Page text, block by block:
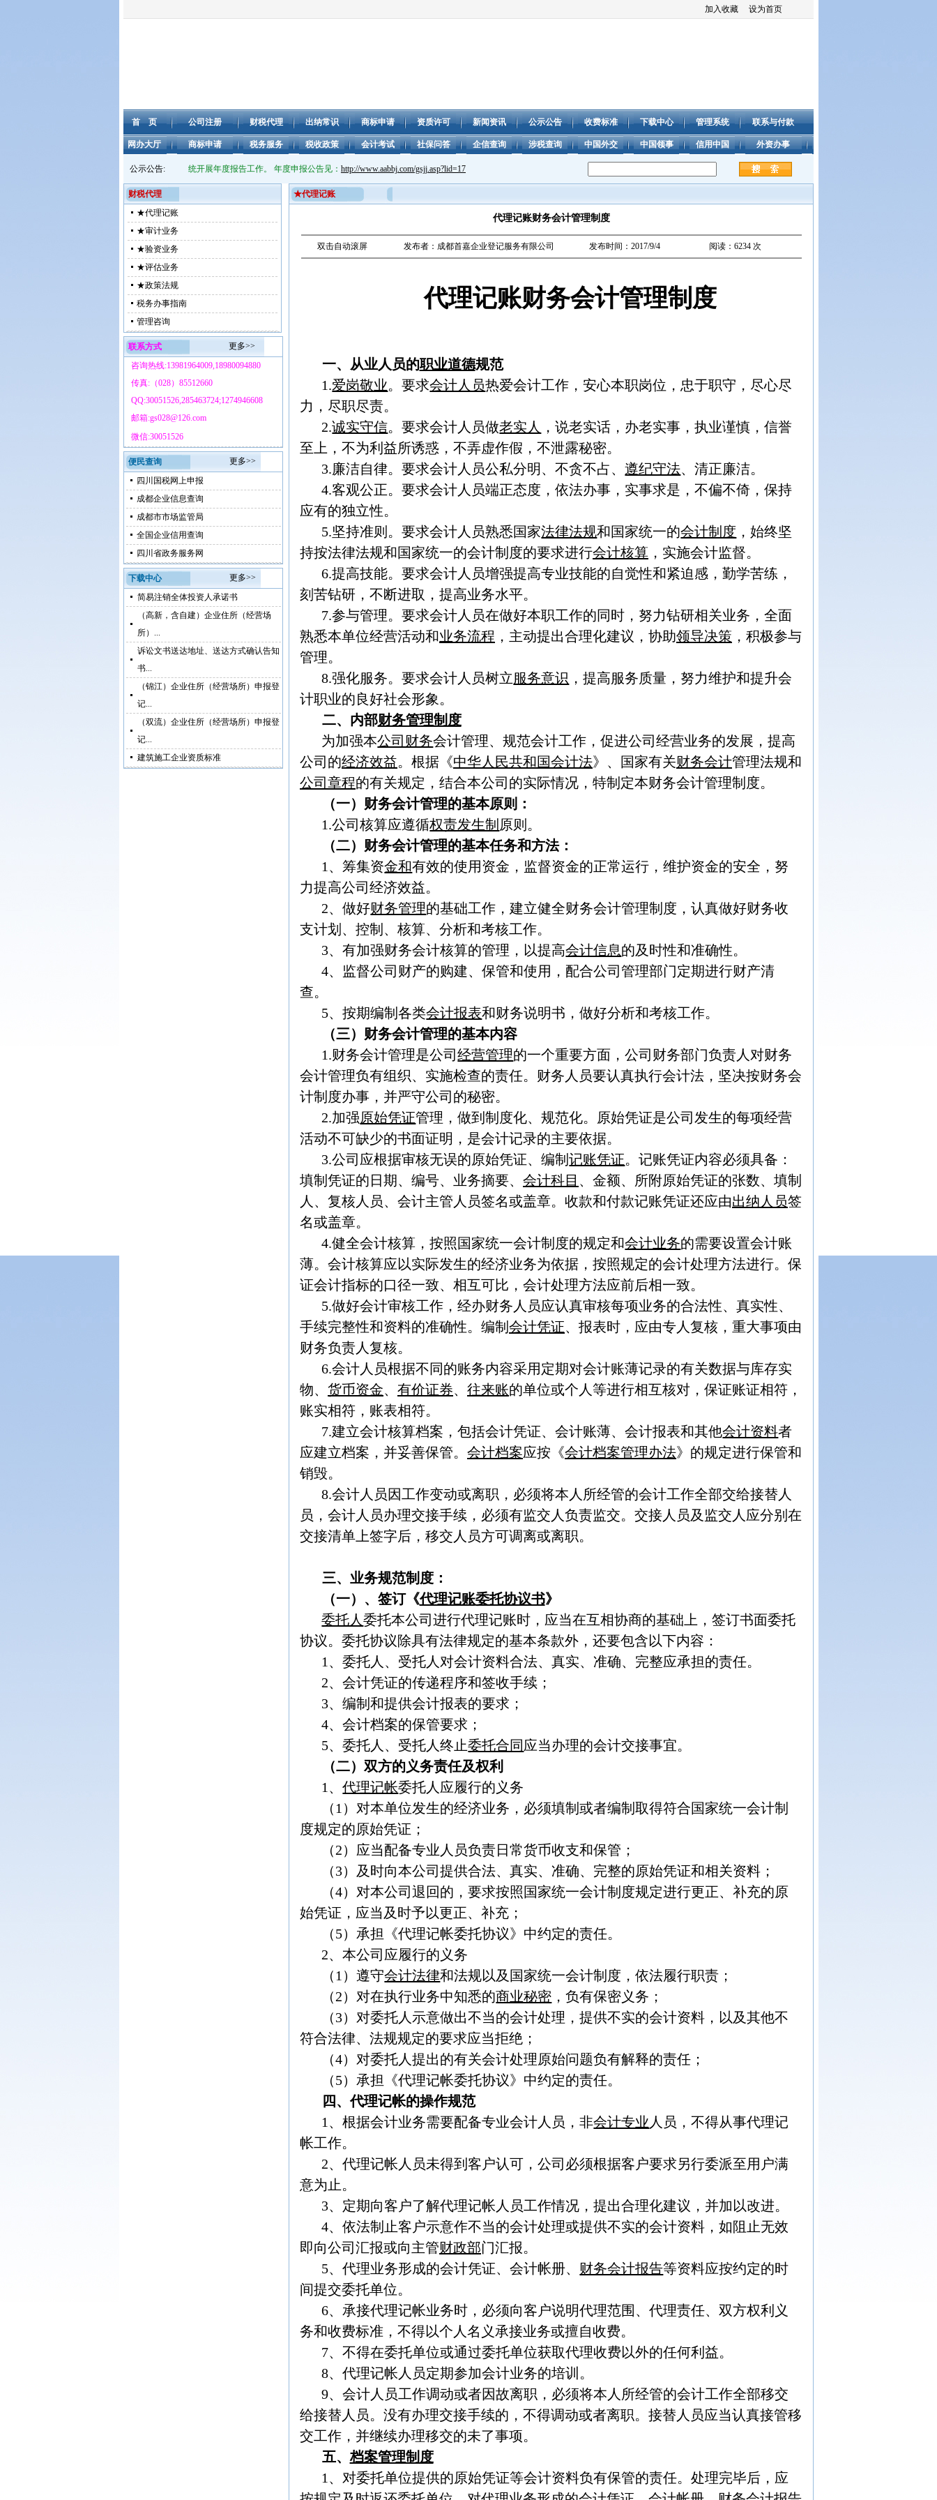
加入收藏 设为首页
首 页 公司注册 财税代理 出纳常识 商标申请 资质许可 新闻资讯 公示公告 收费标准 下载中心 管理系统 联系与付款
网办大厅 商标申请 税务服务 税收政策 会计考试 社保问答 企信查询 涉税查询 中国外交 中国领事 信用中国 外资办事
公示公告:
信息，请移步企业信用信息公示系统开展年度报告工作。 年度申报公告见：http://www.aabbj.com/gsjj.asp?lid=17
财税代理
★代理记账
★审计业务
★验资业务
★评估业务
★政策法规
税务办事指南
管理咨询
联系方式
更多>>
咨询热线:13981964009,18980094880
传真:（028）85512660
QQ:30051526,285463724;1274946608
邮箱:gs028@126.com
微信:30051526
便民查询
更多>>
四川国税网上申报
成都企业信息查询
成都市市场监管局
全国企业信用查询
四川省政务服务网
下载中心
更多>>
简易注销全体投资人承诺书
（高新，含自建）企业住所（经营场
所）...
诉讼文书送达地址、送达方式确认告知
书...
（锦江）企业住所（经营场所）申报登
记...
（双流）企业住所（经营场所）申报登
记...
建筑施工企业资质标准
★代理记账
代理记账财务会计管理制度
双击自动滚屏 发布者：成都首嘉企业登记服务有限公司 发布时间：2017/9/4 阅读：6234 次
代理记账财务会计管理制度
一、从业人员的职业道德规范
1.爱岗敬业。要求会计人员热爱会计工作，安心本职岗位，忠于职守，尽心尽
力，尽职尽责。
2.诚实守信。要求会计人员做老实人 ，说老实话，办老实事，执业谨慎，信誉
至上，不为利益所诱惑，不弄虚作假，不泄露秘密。
3.廉洁自律。要求会计人员公私分明、不贪不占、遵纪守法、清正廉洁。
4.客观公正。要求会计人员端正态度，依法办事，实事求是，不偏不倚，保持
应有的独立性。
5.坚持准则。要求会计人员熟悉国家法律法规和国家统一的会计制度 ，始终坚
持按法律法规和国家统一的会计制度的要求进行会计核算 ，实施会计监督。
6.提高技能。要求会计人员增强提高专业技能的自觉性和紧迫感，勤学苦练，
刻苦钻研，不断进取，提高业务水平。
7.参与管理。要求会计人员在做好本职工作的同时，努力钻研相关业务，全面
熟悉本单位经营活动和业务流程 ，主动提出合理化建议，协助领导决策 ，积极参与
管理。
8.强化服务。要求会计人员树立服务意识 ，提高服务质量，努力维护和提升会
计职业的良好社会形象。
二、内部财务管理制度
为加强本公司财务会计管理、规范会计工作，促进公司经营业务的发展，提高
公司的经济效益。根据《中华人民共和国会计法》、国家有关财务会计管理法规和
公司章程的有关规定，结合本公司的实际情况，特制定本财务会计管理制度。
（一）财务会计管理的基本原则 ：
1.公司核算应遵循权责发生制 原则。
（二）财务会计管理的基本任务和方法：
1、筹集资金和有效的使用资金，监督资金的正常运行，维护资金的安全，努
力提高公司经济效益。
2、做好财务管理的基础工作，建立健全财务会计管理制度，认真做好财务收
支计划、控制、核算、分析和考核工作。
3、有加强财务会计核算的管理，以提高会计信息的及时性和准确性。
4、监督公司财产的购建、保管和使用，配合公司管理部门定期进行财产清
查。
5、按期编制各类会计报表和财务说明书，做好分析和考核工作。
（三）财务会计管理的基本内容
1.财务会计管理是公司经营管理的一个重要方面，公司财务部门负责人对财务
会计管理负有组织、实施检查的责任。财务人员要认真执行会计法，坚决按财务会
计制度办事，并严守公司的秘密。
2.加强原始凭证管理，做到制度化、规范化。原始凭证是公司发生的每项经营
活动不可缺少的书面证明，是会计记录的主要依据。
3.公司应根据审核无误的原始凭证、编制记账凭证。记账凭证内容必须具备：
填制凭证的日期、编号、业务摘要、 会计科目 、金额、所附原始凭证的张数、填制
人、复核人员、会计主管人员签名或盖章。收款和付款记账凭证还应由出纳人员签
名或盖章。
4.健全会计核算，按照国家统一会计制度的规定和会计业务的需要设置会计账
薄。会计核算应以实际发生的经济业务为依据，按照规定的会计处理方法进行。保
证会计指标的口径一致、相互可比，会计处理方法应前后相一致。
5.做好会计审核工作，经办财务人员应认真审核每项业务的合法性、真实性、
手续完整性和资料的准确性。编制 会计凭证、报表时，应由专人复核，重大事项由
财务负责人复核。
6.会计人员根据不同的账务内容采用定期对会计账薄记录的有关数据与库存实
物、 货币资金、 有价证券、 往来账的单位或个人等进行相互核对，保证账证相符，
账实相符，账表相符。
7.建立会计核算档案，包括会计凭证、会计账薄、会计报表和其他会计资料者
应建立档案，并妥善保管。 会计档案应按《会计档案管理办法》的规定进行保管和
销毁。
8.会计人员因工作变动或离职，必须将本人所经管的会计工作全部交给接替人
员，会计人员办理交接手续，必须有监交人负责监交。交接人员及监交人应分别在
交接清单上签字后，移交人员方可调离或离职。
三、业务规范制度：
（一）、签订《代理记账委托协议书》
委托人委托本公司进行代理记账时，应当在互相协商的基础上，签订书面委托
协议。委托协议除具有法律规定的基本条款外，还要包含以下内容：
1、委托人、受托人对会计资料合法、真实、准确、完整应承担的责任。
2、会计凭证的传递程序和签收手续；
3、编制和提供会计报表的要求；
4、会计档案的保管要求；
5、委托人、受托人终止委托合同应当办理的会计交接事宜。
（二）双方的义务责任及权利
1、代理记帐委托人应履行的义务
（1）对本单位发生的经济业务，必须填制或者编制取得符合国家统一会计制
度规定的原始凭证；
（2）应当配备专业人员负责日常货币收支和保管；
（3）及时向本公司提供合法、真实、准确、完整的原始凭证和相关资料；
（4）对本公司退回的，要求按照国家统一会计制度规定进行更正、补充的原
始凭证，应当及时予以更正、补充；
（5）承担《代理记帐委托协议》中约定的责任。
2、本公司应履行的义务
（1）遵守会计法律和法规以及国家统一会计制度，依法履行职责；
（2）对在执行业务中知悉的商业秘密 ，负有保密义务；
（3）对委托人示意做出不当的会计处理，提供不实的会计资料，以及其他不
符合法律、法规规定的要求应当拒绝；
（4）对委托人提出的有关会计处理原始问题负有解释的责任；
（5）承担《代理记帐委托协议》中约定的责任。
四、代理记帐的操作规范
1、根据会计业务需要配备专业会计人员，非会计专业 人员，不得从事代理记
帐工作。
2、代理记帐人员未得到客户认可，公司必须根据客户要求另行委派至用户满
意为止。
3、定期向客户了解代理记帐人员工作情况，提出合理化建议，并加以改进。
4、依法制止客户示意作不当的会计处理或提供不实的会计资料，如阻止无效
即向公司汇报或向主管财政部门汇报。
5、代理业务形成的会计凭证、会计帐册、 财务会计报告等资料应按约定的时
间提交委托单位。
6、承接代理记帐业务时，必须向客户说明代理范围、代理责任、双方权利义
务和收费标准，不得以个人名义承接业务或擅自收费。
7、不得在委托单位或通过委托单位获取代理收费以外的任何利益。
8、代理记帐人员定期参加会计业务的培训。
9、会计人员工作调动或者因故离职，必须将本人所经管的会计工作全部移交
给接替人员。没有办理交接手续的，不得调动或者离职。接替人员应当认真接管移
交工作，并继续办理移交的未了事项。
五、档案管理制度
1、对委托单位提供的原始凭证等会计资料负有保管的责任。处理完毕后，应